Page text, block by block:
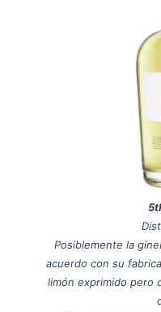
Posiblemente la
acuerdo con su
limón exprimido pero